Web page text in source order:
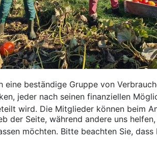
beständige Gruppe von
jeder nach seinen finanziellen
wird. Die Mitglieder können beim
der Seite, während andere uns
möchten. Bitte beachten Sie,